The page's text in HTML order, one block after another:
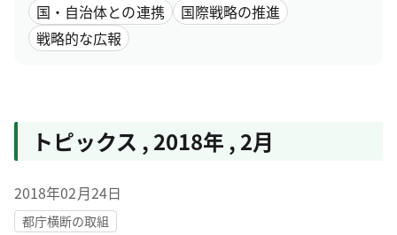
国・自治体との連携
国際戦略の推進
戦略的な広報
トピックス , 2018年 , 2月
2018年02月24日
都庁横断の取組